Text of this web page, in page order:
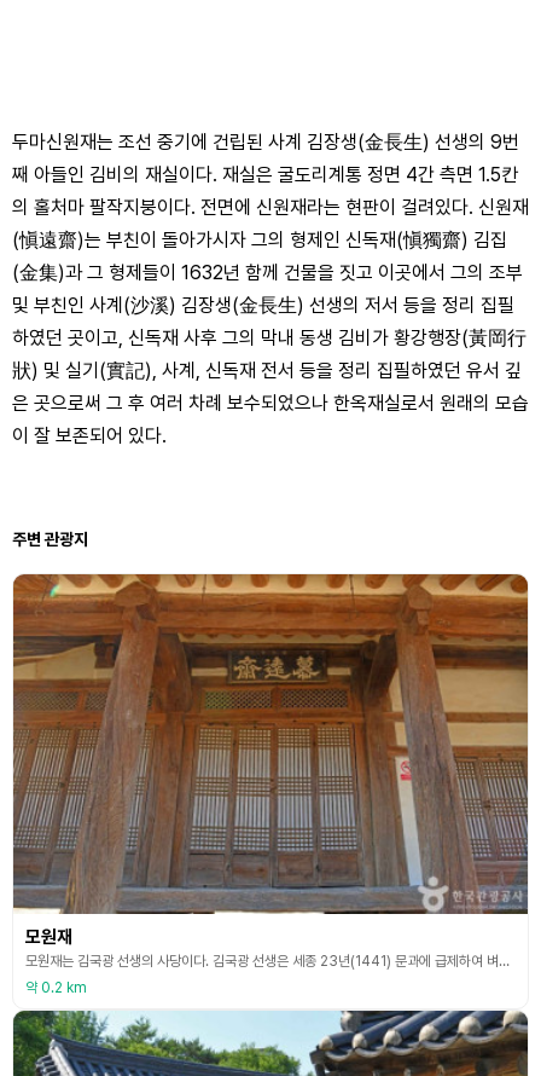
두마신원재는 조선 중기에 건립된 사계 김장생(金長生) 선생의 9번
째 아들인 김비의 재실이다. 재실은 굴도리계통 정면 4간 측면 1.5칸
의 홀처마 팔작지붕이다. 전면에 신원재라는 현판이 걸려있다. 신원재
(愼遠齋)는 부친이 돌아가시자 그의 형제인 신독재(愼獨齋) 김집
(金集)과 그 형제들이 1632년 함께 건물을 짓고 이곳에서 그의 조부
및 부친인 사계(沙溪) 김장생(金長生) 선생의 저서 등을 정리 집필
하였던 곳이고, 신독재 사후 그의 막내 동생 김비가 황강행장(黃岡行
狀) 및 실기(實記), 사계, 신독재 전서 등을 정리 집필하였던 유서 깊
은 곳으로써 그 후 여러 차례 보수되었으나 한옥재실로서 원래의 모습
이 잘 보존되어 있다.
주변 관광지
모원재
모원재는 김국광 선생의 사당이다. 김국광 선생은 세종 23년(1441) 문과에 급제하여 벼슬길에 올랐고 세조의 즉위를 도와 두터운 신임을 얻게 되었다. <경국대전> 편찬에 적극적으로 참여하였으며 벼슬이 병조판서를 거쳐 우의정과 좌의정에 이르렀다. 인조 원년(1623)에 지은 모원재는 앞면 4칸, 옆면 3칸 규모이며, 지붕은 옆면에서 볼 때 여덟 팔(八) 자 모양인 팔작지붕이다.
약 0.2 km